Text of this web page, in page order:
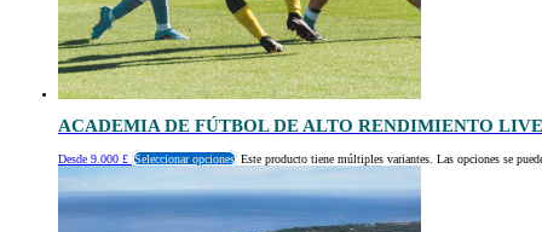
ACADEMIA DE FÚTBOL DE ALTO RENDIMIENTO
Desde 9.000 £ Seleccionar opciones Este producto tiene múltiples variantes. Las opciones se